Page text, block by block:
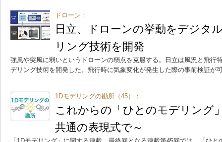
ドローン：
日立、ドローンの挙動をデジタ
リング技術を開発
強風や突風に弱いというドローンの弱点を克服する。日立は風況と飛行
デリング技術を開発した。飛行時に気象変化が発生した際の事前検証が
1Dモデリングの勘所（45）：
これからの「ひとのモデリング
共通の表現式で～